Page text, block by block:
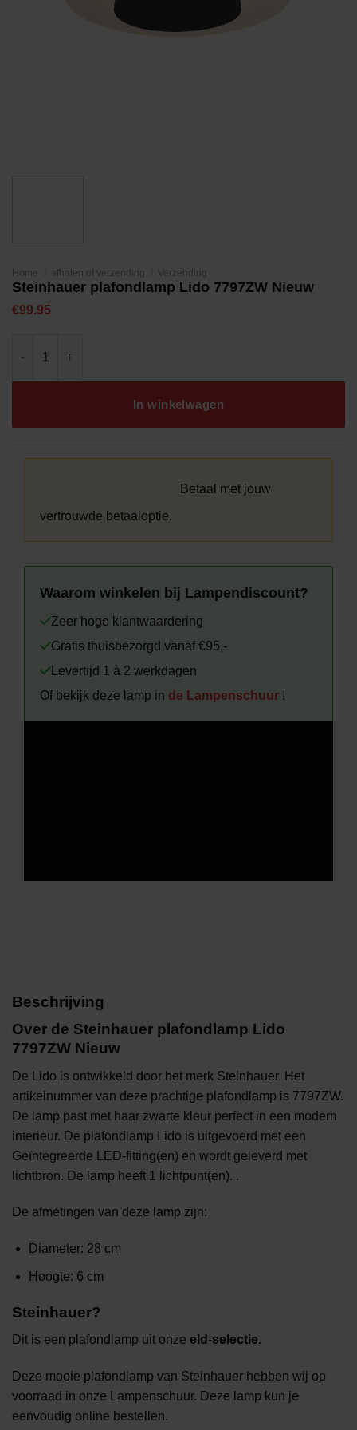
Home afhalen of verzending Verzending
Steinhauer plafondlamp Lido 7797ZW Nieuw
€99.95
In winkelwagen
Betaal met jouw
vertrouwde betaaloptie.
Waarom winkelen bij Lampendiscount?
Zeer hoge klantwaardering
Gratis thuisbezorgd vanaf €95,-
Levertijd 1 à 2 werkdagen
Of bekijk deze lamp in de Lampenschuur !
Beschrijving
Over de Steinhauer plafondlamp Lido
7797ZW Nieuw
De Lido is ontwikkeld door het merk Steinhauer. Het
artikelnummer van deze prachtige plafondlamp is 7797ZW.
De lamp past met haar zwarte kleur perfect in een modern
interieur. De plafondlamp Lido is uitgevoerd met een
Geïntegreerde LED-fitting(en) en wordt geleverd met
lichtbron. De lamp heeft 1 lichtpunt(en). .
De afmetingen van deze lamp zijn:
Diameter: 28 cm
Hoogte: 6 cm
Steinhauer?
Dit is een plafondlamp uit onze eld-selectie.
Deze mooie plafondlamp van Steinhauer hebben wij op
voorraad in onze Lampenschuur. Deze lamp kun je
eenvoudig online bestellen.